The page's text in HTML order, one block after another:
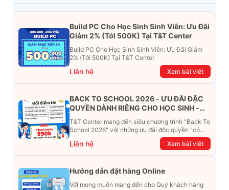
Build PC Cho Học Sinh Sinh Viên: Ưu Đãi
Giảm 2% (Tới 500K) Tại T&T Center
Build PC Cho Học Sinh Sinh Viên: Ưu Đãi Giảm
2% (Tới 500K) Tại T&T Center
Liên hệ Xem bài viết
BACK TO SCHOOL 2026 - ƯU ĐÃI ĐẶC
QUYỀN DÀNH RIÊNG CHO HỌC SINH -
T&T Center mang đến siêu chương trình "Back To
School 2026" với những ưu đãi độc quyền "có
một không hai". Đừng để chiếc ví phải "ét-ô-ét",
cùng khám phá ngay ưu đãi siêu khủng dưới đây
nhé!
Liên hệ Xem bài viết
Hướng dẫn đặt hàng Online
Với mong muốn mang đến cho Quý khách hàng